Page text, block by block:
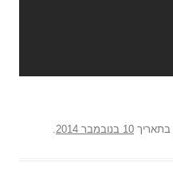
בתאריך 10 בנובמבר 2014